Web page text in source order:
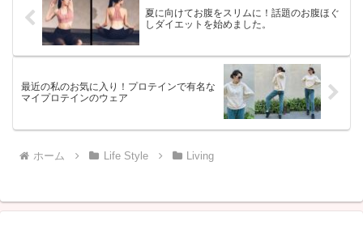
夏に向けてお腹をスリムに！話題のお腹ほぐ
しダイエットを始めました。
最近の私のお気に入り！プロテインで有名な
マイプロテインのウェア
ホーム Life Style Living